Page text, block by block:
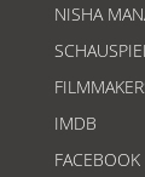
NISHA
IMDB
FACEBOOK